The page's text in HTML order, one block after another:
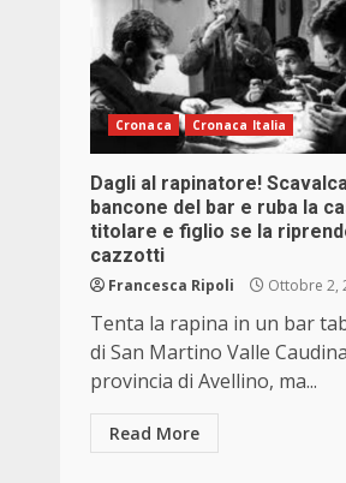
Cronaca Cronaca Italia
Dagli al rapinatore!
bancone del bar e ruba la
titolare e figlio se la
cazzotti
Francesca Ripoli Ottobre 2,
Tenta la rapina in un bar
di San Martino Valle
provincia di Avellino, ma...
Read More